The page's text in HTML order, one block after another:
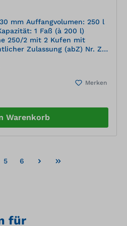
mm Auffangvolumen: 250 l
1 Faß (à 200 l)
250/2 mit 2 Kufen mit
Zulassung (abZ) Nr. Z-
wassergefährdender
Merken
Warenkorb
5 6
für